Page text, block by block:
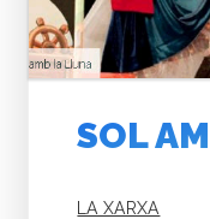
SOL
LA XARXA